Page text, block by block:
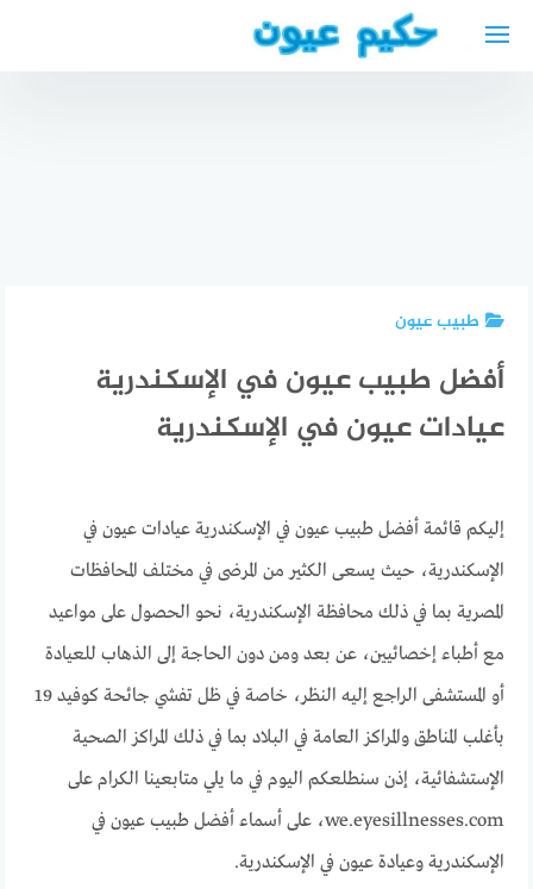
طبيب عيون
أفضل طبيب عيون في الإسكندرية
عيادات عيون في الإسكندرية
إليكم قائمة أفضل طبيب عيون في الإسكندرية عيادات عيون في
الإسكندرية، حيث يسعى الكثير من المرضى في مختلف المحافظات
المصرية بما في ذلك محافظة الإسكندرية، نحو الحصول على مواعيد
مع أطباء إخصائيين، عن بعد ومن دون الحاجة إلى الذهاب للعيادة
أو المستشفى الراجع إليه النظر، خاصة في ظل تفشي جائحة كوفيد 19
بأغلب المناطق والمراكز العامة في البلاد بما في ذلك المراكز الصحية
الإستشفائية، إذن سنطلعكم اليوم في ما يلي متابعينا الكرام على
we.eyesillnesses.com، على أسماء أفضل طبيب عيون في
الإسكندرية وعيادة عيون في الإسكندرية.